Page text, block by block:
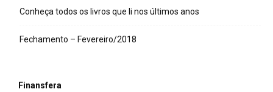
Conheça todos os livros que li nos últimos anos
Fechamento – Fevereiro/2018
Finansfera